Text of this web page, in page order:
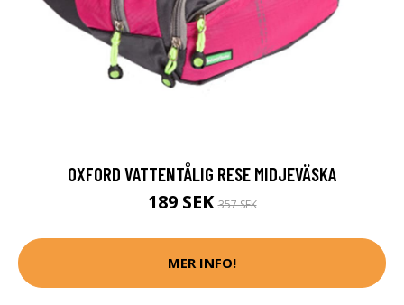
OXFORD VATTENTÅLIG RESE MIDJEVÄSKA
189 SEK357 SEK
MER INFO!